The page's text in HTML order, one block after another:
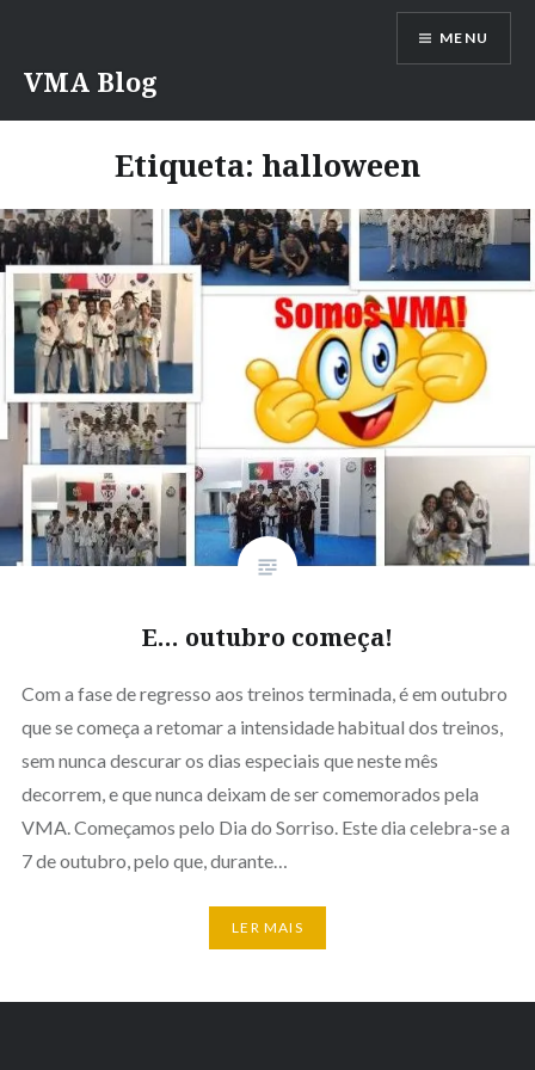
conteúdo
VMA Blog
MENU
Etiqueta: halloween
E… outubro começa!
Com a fase de regresso aos treinos terminada, é em outubro
que se começa a retomar a intensidade habitual dos treinos,
sem nunca descurar os dias especiais que neste mês
decorrem, e que nunca deixam de ser comemorados pela
VMA. Começamos pelo Dia do Sorriso. Este dia celebra-se a
7 de outubro, pelo que, durante…
LER MAIS